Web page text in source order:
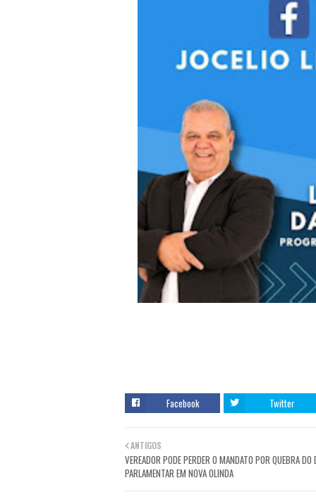
Facebook Twitter
ANTIGOS
VEREADOR PODE PERDER O MANDATO POR QUEBRA DO
PARLAMENTAR EM NOVA OLINDA